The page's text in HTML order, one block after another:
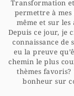
Transformation
permettre à
même et sur
Depuis ce jour, je
connaissance de
eu la preuve
chemin le plus
thèmes
bonheur sur